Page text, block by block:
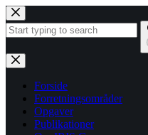
Fortsæt
til
indhold
Ingen
resultater
Forside
Forretningsområder
Opgaver
Publikationer